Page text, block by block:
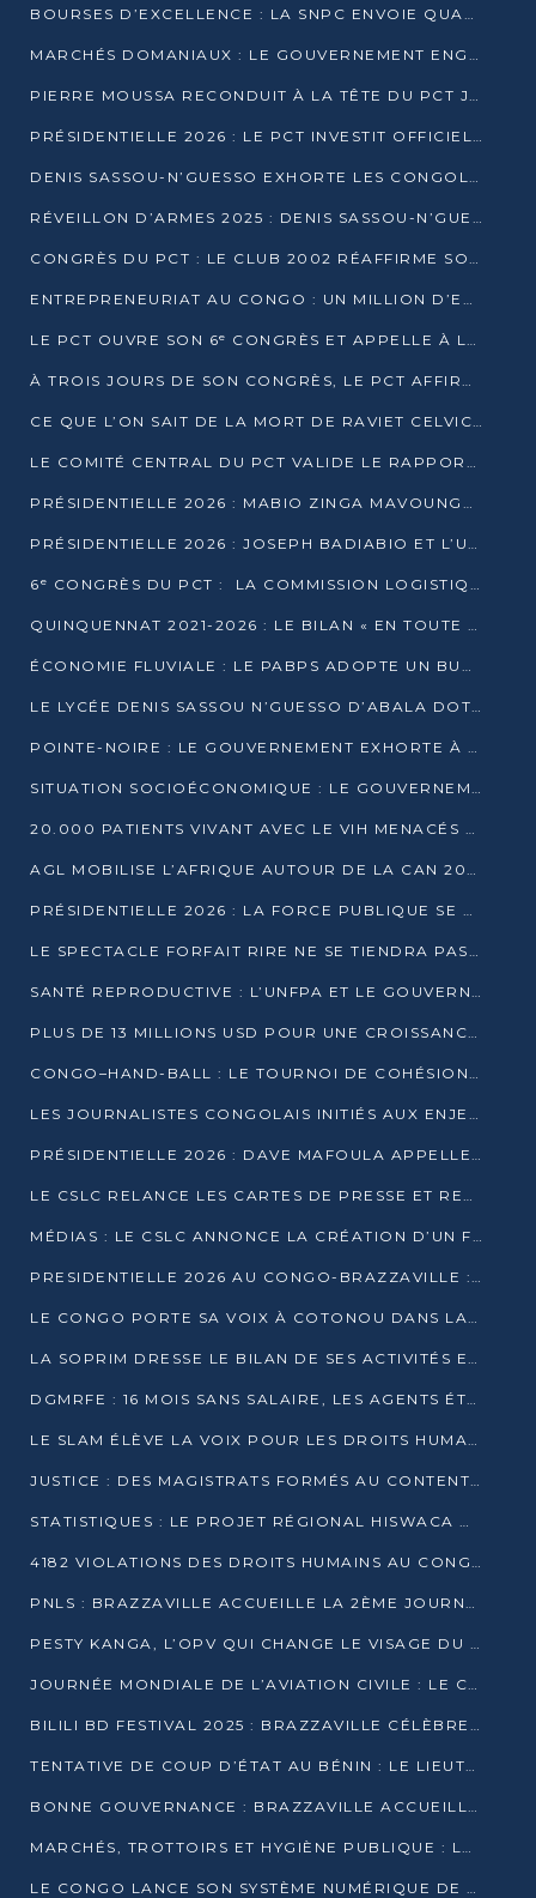
BOURSES D’EXCELLENCE : LA SNPC ENVOIE QUATRE NOUVEAUX TALENTS CONGOLAIS SE FORMER À BAKOU
MARCHÉS DOMANIAUX : LE GOUVERNEMENT ENGAGE LA STRUCTURATION DES TAXES D’ASSAINISSEMENT
PIERRE MOUSSA RECONDUIT À LA TÊTE DU PCT JUSQU’EN 2031
PRÉSIDENTIELLE 2026 : LE PCT INVESTIT OFFICIELLEMENT DENIS SASSOU NGUESSO
DENIS SASSOU-N’GUESSO EXHORTE LES CONGOLAIS À L’UNITÉ ET AU FAIR-PLAY DÉMOCRATIQUE EN 2026
RÉVEILLON D’ARMES 2025 : DENIS SASSOU-N’GUESSO GARANTIT DES ÉLECTIONS 2026 PAISIBLES ET SÉCURISÉES
CONGRÈS DU PCT : LE CLUB 2002 RÉAFFIRME SON SOUTIEN À DENIS SASSOU-N’GUESSO POUR 2026
ENTREPRENEURIAT AU CONGO : UN MILLION D’EUROS POUR FINANCER LES STARTUPS DÈS 2026
LE PCT OUVRE SON 6ᵉ CONGRÈS ET APPELLE À LA CANDIDATURE DE DENIS SASSOU NGUESSO
À TROIS JOURS DE SON CONGRÈS, LE PCT AFFIRME AVOIR ATTEINT TOUS SES OBJECTIFS
CE QUE L’ON SAIT DE LA MORT DE RAVIET CELVIC N’TSIANTSIE
LE COMITÉ CENTRAL DU PCT VALIDE LE RAPPORT DU CONGRÈS ET SOUTIENT DENIS SASSOU N’GUESSO
PRÉSIDENTIELLE 2026 : MABIO ZINGA MAVOUNGOU DÉCLARE SA CANDIDATURE ET CHARGE LE BILAN DU PCT
PRÉSIDENTIELLE 2026 : JOSEPH BADIABIO ET L’UDH-YUKI JOUENT LA PRUDENCE
6ᵉ CONGRÈS DU PCT : LA COMMISSION LOGISTIQUE ASSURE LA DISTRIBUTION DES KITS
QUINQUENNAT 2021-2026 : LE BILAN « EN TOUTE TRANSPARENCE » PRÉSENTÉ À LA PRESSE
ÉCONOMIE FLUVIALE : LE PABPS ADOPTE UN BUDGET 2026 DE PLUS DE 2,7 MILLIARDS FCFA
LE LYCÉE DENIS SASSOU N’GUESSO D’ABALA DOTÉ D’UNE SALLE MULTIMÉDIA
POINTE-NOIRE : LE GOUVERNEMENT EXHORTE À UN USAGE RESPONSABLE DU NOUVEAU MATÉRIEL MUNICIPAL
SITUATION SOCIOÉCONOMIQUE : LE GOUVERNEMENT INTERPELLÉ DEVANT LE SÉNAT
20.000 PATIENTS VIVANT AVEC LE VIH MENACÉS D’ARRÊT DE TRAITEMENT
AGL MOBILISE L’AFRIQUE AUTOUR DE LA CAN 2025
PRÉSIDENTIELLE 2026 : LA FORCE PUBLIQUE SE PRÉPARE À SÉCURISER LE SCRUTIN
LE SPECTACLE FORFAIT RIRE NE SE TIENDRA PAS LE 1ER JANVIER
SANTÉ REPRODUCTIVE : L’UNFPA ET LE GOUVERNEMENT AFFINENT LES PRIORITÉS DE 2026
PLUS DE 13 MILLIONS USD POUR UNE CROISSANCE VERTE ET SOUVERAINE
CONGO–HAND-BALL : LE TOURNOI DE COHÉSION ET DE FRATERNITÉ ALLUME SES LAMPIONS À BRAZZAVILLE
LES JOURNALISTES CONGOLAIS INITIÉS AUX ENJEUX DE L’ÉCONOMIE BLEUE
PRÉSIDENTIELLE 2026 : DAVE MAFOULA APPELLE LES CONGOLAIS À UN « NOUVEAU DÉPART »
LE CSLC RELANCE LES CARTES DE PRESSE ET RECONNAÎT OFFICIELLEMENT LES MÉDIAS EN LIGNE
MÉDIAS : LE CSLC ANNONCE LA CRÉATION D’UN FONDS D’APPUI À LA PRESSE
PRESIDENTIELLE 2026 AU CONGO-BRAZZAVILLE : UN CASTING ÉLARGI
LE CONGO PORTE SA VOIX À COTONOU DANS LA LUTTE CONTRE LA TUBERCULOSE
LA SOPRIM DRESSE LE BILAN DE SES ACTIVITÉS ET FIXE DE NOUVELLES PRIORITÉS
DGMRFE : 16 MOIS SANS SALAIRE, LES AGENTS ÉTOUFFENT DANS LE SILENCE
LE SLAM ÉLÈVE LA VOIX POUR LES DROITS HUMAINS À BRAZZAVILLE
JUSTICE : DES MAGISTRATS FORMÉS AU CONTENTIEUX DE LA PROPRIÉTÉ INTELLECTUELLE
STATISTIQUES : LE PROJET RÉGIONAL HISWACA OFFICIELLEMENT LANCÉ AU CONGO
4182 VIOLATIONS DES DROITS HUMAINS AU CONGO EN 2025 SELON LE CAD
PNLS : BRAZZAVILLE ACCUEILLE LA 2ÈME JOURNÉE SCIENTIFIQUE SUR LE VIH/SIDA
PESTY KANGA, L’OPV QUI CHANGE LE VISAGE DU REPORTAGE AU CONGO
JOURNÉE MONDIALE DE L’AVIATION CIVILE : LE CONGO MISE SUR L’INNOVATION ET LA SÉCURITÉ
BILILI BD FESTIVAL 2025 : BRAZZAVILLE CÉLÈBRE DIX ANS DE CRÉATION GRAPHIQUE AFRICAINE
TENTATIVE DE COUP D’ÉTAT AU BÉNIN : LE LIEUTENANT-COLONEL TIGRI S’AUTOPROCLAME CHEF D’UN COMITÉ MILITAIRE
BONNE GOUVERNANCE : BRAZZAVILLE ACCUEILLE LES PREMIÈRES JOURNÉES CONGOLAISES DE L’ÉVALUATION
MARCHÉS, TROTTOIRS ET HYGIÈNE PUBLIQUE : LE GOUVERNEMENT DURCIT LE TON
LE CONGO LANCE SON SYSTÈME NUMÉRIQUE DE VÉRIFICATION DU BOIS